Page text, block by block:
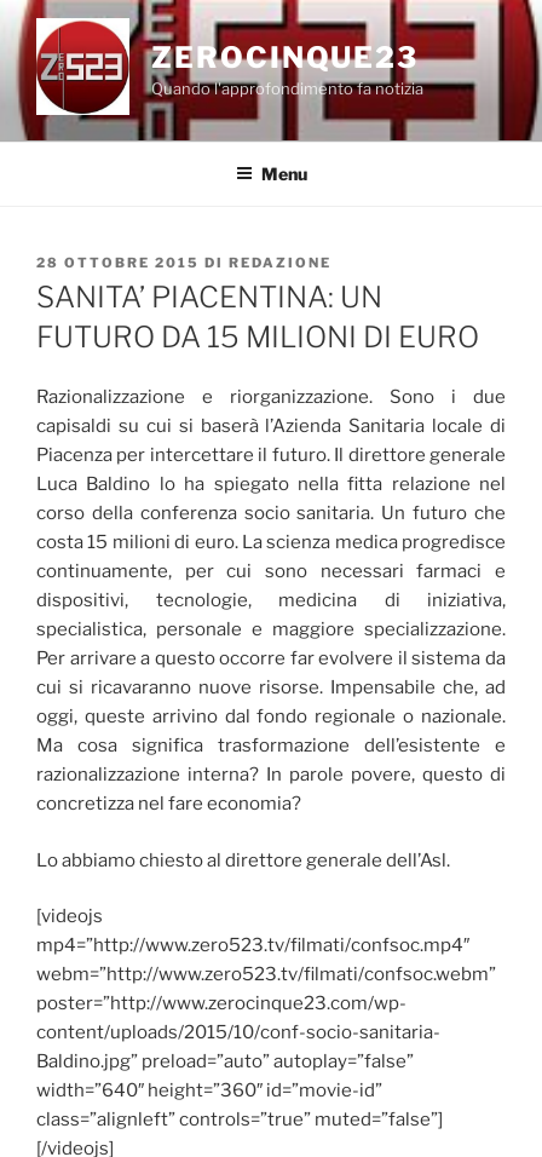
Salta
contenuto
ZEROCINQUE23
Quando l'approfondimento fa notizia
Menu
PUBBLICATO
IL
28 OTTOBRE 2015 DI REDAZIONE
SANITA’ PIACENTINA: UN
FUTURO DA 15 MILIONI DI EURO
Razionalizzazione e riorganizzazione. Sono i due
capisaldi su cui si baserà l’Azienda Sanitaria locale di
Piacenza per intercettare il futuro. Il direttore generale
Luca Baldino lo ha spiegato nella fitta relazione nel
corso della conferenza socio sanitaria. Un futuro che
costa 15 milioni di euro. La scienza medica progredisce
continuamente, per cui sono necessari farmaci e
dispositivi, tecnologie, medicina di iniziativa,
specialistica, personale e maggiore specializzazione.
Per arrivare a questo occorre far evolvere il sistema da
cui si ricavaranno nuove risorse. Impensabile che, ad
oggi, queste arrivino dal fondo regionale o nazionale.
Ma cosa significa trasformazione dell’esistente e
razionalizzazione interna? In parole povere, questo di
concretizza nel fare economia?
Lo abbiamo chiesto al direttore generale dell’Asl.
[videojs
mp4=”http://www.zero523.tv/filmati/confsoc.mp4″
webm=”http://www.zero523.tv/filmati/confsoc.webm”
poster=”http://www.zerocinque23.com/wp-
content/uploads/2015/10/conf-socio-sanitaria-
Baldino.jpg” preload=”auto” autoplay=”false”
width=”640″ height=”360″ id=”movie-id”
class=”alignleft” controls=”true” muted=”false”]
[/videojs]